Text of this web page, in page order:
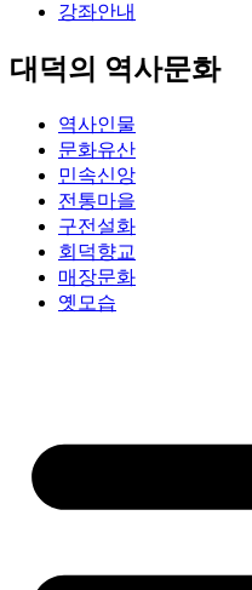
강좌안내
대덕의 역사문화
역사인물
문화유산
민속신앙
전통마을
구전설화
회덕향교
매장문화
옛모습